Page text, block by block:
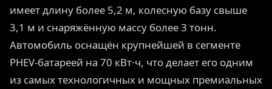
имеет длину более 5,2 м, колесную базу свыше
3,1 м и снаряжённую массу более 3 тонн.
Автомобиль оснащён крупнейшей в сегменте
PHEV-батареей на 70 кВт·ч, что делает его одним
из самых технологичных и мощных премиальных